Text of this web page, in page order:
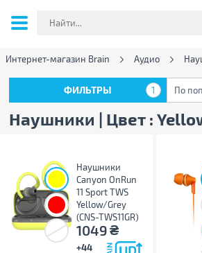
Интернет-магазин Brain Аудио
Наушники | Цвет :
ФИЛЬТРЫ 1 По
Наушники
Canyon OnRun
11 Sport TWS
Yellow/Grey
(CNS-TWS11GR)
1049₴
+44
ФИЛЬТРЫ 1 По